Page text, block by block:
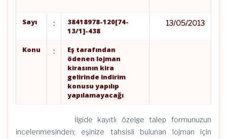
Sayı :
38418978-120[74-
13/1]-438
13/05/2013
Konu :
Eş tarafından
ödenen lojman
kirasının kira
gelirinde indirim
konusu yapılıp
yapılamayacağı
İlgide kayıtlı özelge talep formunuzun
incelenmesinden; eşinize tahsisli bulunan lojman için